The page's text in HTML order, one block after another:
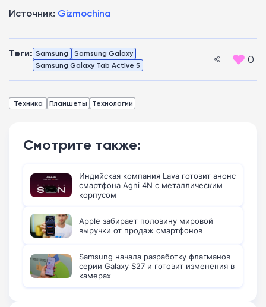
Источник: Gizmochina
Теги: Samsung
Samsung Galaxy
Samsung Galaxy Tab Active 5
0
Техника Планшеты Технологии
Смотрите также:
Индийская компания Lava готовит анонс
смартфона Agni 4N с металлическим
корпусом
Apple забирает половину мировой
выручки от продаж смартфонов
Samsung начала разработку флагманов
серии Galaxy S27 и готовит изменения в
камерах